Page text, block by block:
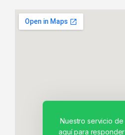
Nuestro servicio
aquí para responder